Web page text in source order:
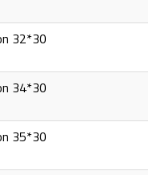
32*30
34*30
35*30